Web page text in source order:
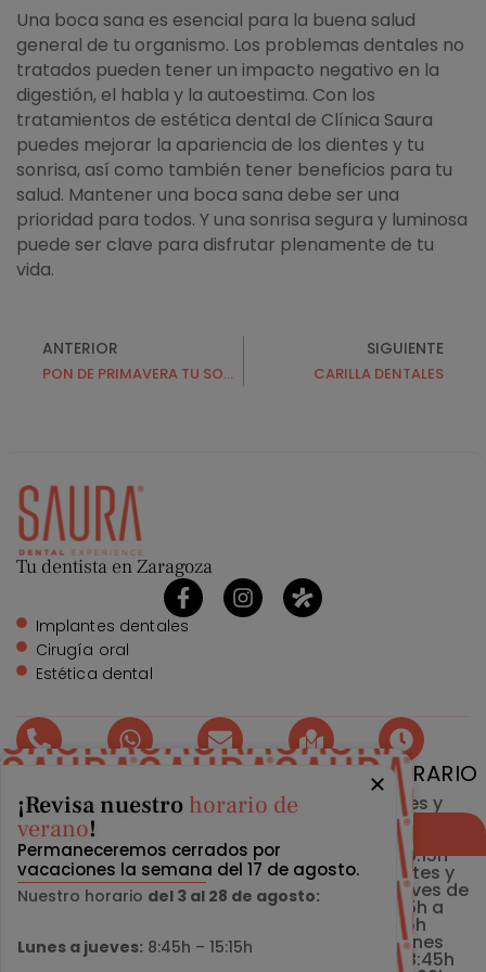
Una boca sana es esencial para la buena salud
general de tu organismo. Los problemas dentales no
tratados pueden tener un impacto negativo en la
digestión, el habla y la autoestima. Con los
tratamientos de estética dental de Clínica Saura
puedes mejorar la apariencia de los dientes y tu
sonrisa, así como también tener beneficios para tu
salud. Mantener una boca sana debe ser una
prioridad para todos. Y una sonrisa segura y luminosa
puede ser clave para disfrutar plenamente de tu
vida.
ANTERIOR
PON DE PRIMAVERA TU SONRISA
SIGUIENTE
CARILLA DENTALES
Tu dentista en Zaragoza
Implantes dentales
Cirugía oral
Estética dental
TELÉFONO
976 215
224
WHATSAPP
976 215
224
EMAIL
info@clinicasaura.com
DIRECCIÓN
Gran Vía
26,
HORARIO
Lunes y
Miércoles
de 12:45h
a 20:15h
Martes y
Jueves de
8:45h a
16:15h
Viernes
de 8:45h
¡Revisa nuestro horario de
verano!
Permaneceremos cerrados por
vacaciones la semana del 17 de agosto.
Nuestro horario del 3 al 28 de agosto:
Lunes a jueves: 8:45h – 15:15h